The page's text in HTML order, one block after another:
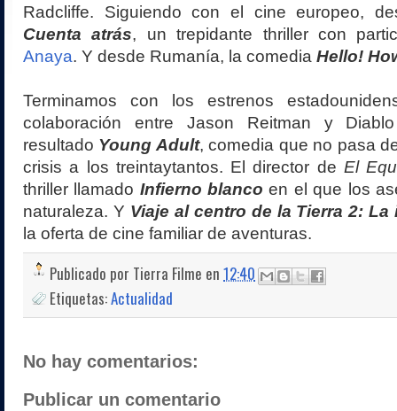
Radcliffe. Siguiendo con el cine europeo,
Cuenta atrás, un trepidante thriller con
Anaya. Y desde Rumanía, la comedia Hello!
Terminamos con los estrenos
colaboración entre Jason Reitman y
resultado Young Adult, comedia que no pasa
crisis a los treintaytantos. El director de El
thriller llamado Infierno blancoen el que los
naturaleza. Y Viaje al centro de la Tierra 2:
la oferta de cine familiar de aventuras.
Publicado por Tierra Filme en 12:40
Etiquetas:Actualidad
No hay comentarios:
Publicar un comentario